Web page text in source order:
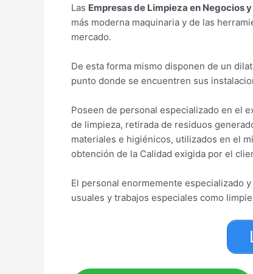
Las Empresas de Limpieza en Negocios
más moderna maquinaria y de las
mercado.
De esta forma mismo disponen de un
punto donde se encuentren sus
Poseen de personal especializado en el
de limpieza, retirada de residuos
materiales e higiénicos, utilizados en el
obtención de la Calidad exigida por el
El personal enormemente especializado
usuales y trabajos especiales como